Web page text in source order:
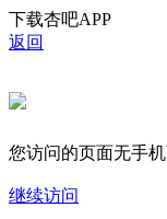
下载杏吧APP
返回
您访问的页面无手
继续访问